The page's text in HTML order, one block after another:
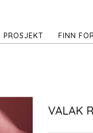
PROSJEKT FINN
VALAK